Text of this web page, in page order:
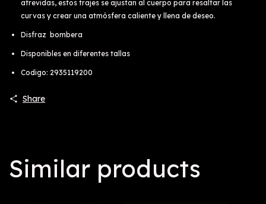
atrevidas, estos trajes se ajustan al cuerpo para resaltar las
curvas y crear una atmósfera caliente y llena de deseo.
Disfraz bombera
Disponibles en diferentes tallas
Codigo: 2935119200
Share
Similar products